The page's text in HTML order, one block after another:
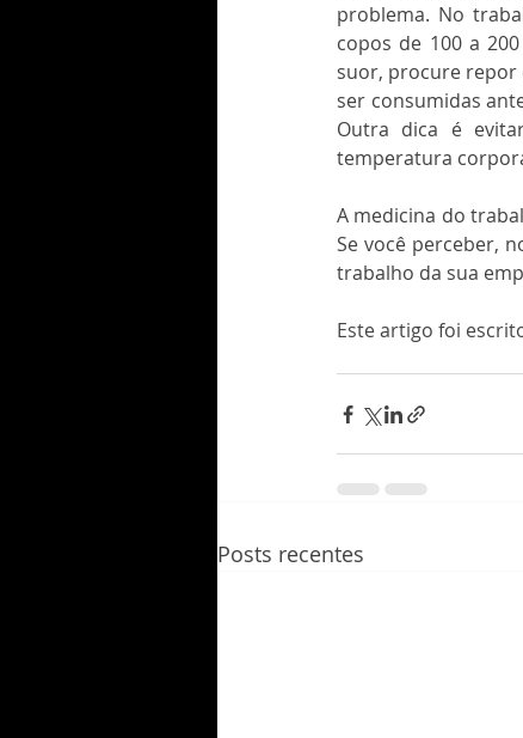
problema. No
copos de 100 a
suor, procure repor
ser consumidas
Outra dica é
temperatura
A medicina do
Se você perceber,
trabalho da sua
Este artigo foi
Posts recentes